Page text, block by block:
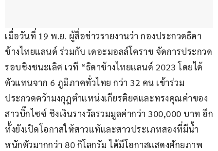
เมื่อวันที่ 19 พ.ย. ผู้สื่อข่าวรายงานว่า กองประกวดธิดา
ช้างไทยแลนด์ ร่วมกับ เดอะมอลล์โคราช จัดการประกวด
รอบชิงชนะเลิศ เวที “ธิดาช้างไทยแลนด์ 2023 โดยได้
ตัวแทนจาก 6 ภูมิภาคทั่วไทย กว่า 32 คน เข้าร่วม
ประกวดคว้ามงกุฎตำแหน่งเกียรติยศและทรงคุณค่าของ
สาวบิ๊กไซซ์ ชิงเงินรางวัลรวมมูลค่ากว่า 300,000 บาท อีก
ทั้งยังเปิดโอกาสให้สาวแท้และสาวประเภทสองที่มีน้ำ
หนักตัวมากกว่า 80 กิโลกรัม ได้มีโอกาสแสดงศักยภาพ